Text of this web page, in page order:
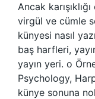
Ancak
virgül ve cümle
künyesi nasıl
baş harfleri,
yayın yeri. o
Psychology,
künye sonuna